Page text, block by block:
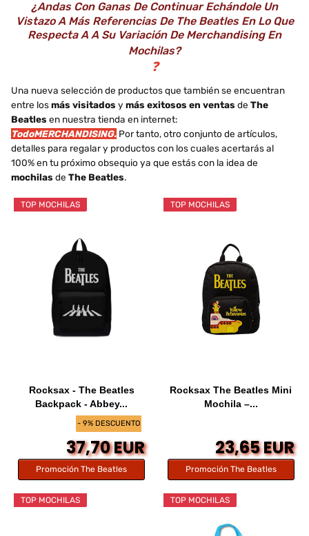
¿Andas Con Ganas De Continuar Echándole Un
Vistazo A Más Referencias De The Beatles En Lo Que
Respecta A A Su Variación De Merchandising En
Mochilas?
❓
Una nueva selección de productos que también se encuentran
entre losmás visitados y más exitosos en ventas de The
Beatles en nuestra tienda en internet:
TodoMERCHANDISING. Por tanto, otro conjunto de artículos,
detalles para regalar y productos con los cuales acertarás al
100% en tu próximo obsequio ya que estás con la idea de
mochilas de The Beatles.
- 9% DESCUENTO
TOP MOCHILAS
Rocksax - The Beatles
Backpack - Abbey...
37,70 EUR
Promoción The Beatles
TOP MOCHILAS
Rocksax The Beatles Mini
Mochila –...
23,65 EUR
Promoción The Beatles
TOP MOCHILAS TOP MOCHILAS